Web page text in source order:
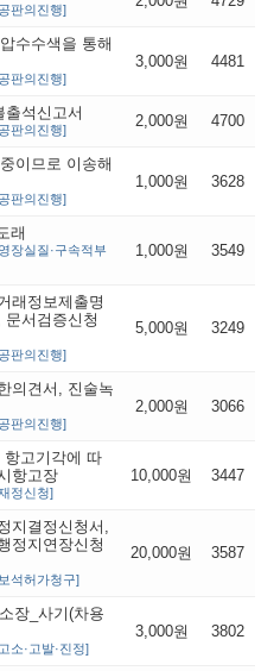
판의진행]
수수색을 통해
판의진행]
3,000원 4481
석신고서
판의진행] 2,000원 4700
이므로 이송해
판의진행]
1,000원 3628
래
장실질·구속적부
1,000원 3549
래정보제출명
서검증신청
판의진행]
5,000원 3249
의견서, 진술녹
판의진행]
2,000원 3066
항고기각에 따
항고장
정신청]
10,000원 3447
지결정신청서,
정지연장신청
석허가청구]
20,000원 3587
장_사기(차용
소·고발·진정]
3,000원 3802